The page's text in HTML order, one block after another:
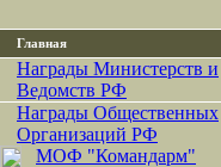
Главная
Награды Министерств и
Ведомств РФ
Награды Общественных
Организаций РФ
МОФ "Командарм"